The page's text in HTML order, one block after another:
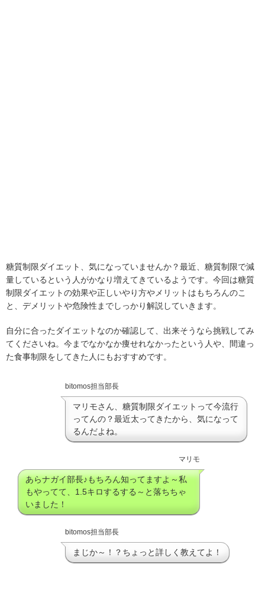
糖質制限ダイエット、気になっていませんか？最近、糖質制限で減
量しているという人がかなり増えてきているようです。今回は糖質
制限ダイエットの効果や正しいやり方やメリットはもちろんのこ
と、デメリットや危険性までしっかり解説していきます。
自分に合ったダイエットなのか確認して、出来そうなら挑戦してみ
てくださいね。今までなかなか痩せれなかったという人や、間違っ
た食事制限をしてきた人にもおすすめです。
bitomos担当部長
マリモさん、糖質制限ダイエットって今流行
ってんの？最近太ってきたから、気になって
るんだよね。
マリモ
あらナガイ部長♪もちろん知ってますよ～私
もやってて、1.5キロするする～と落ちちゃ
いました！
bitomos担当部長
まじか～！？ちょっと詳しく教えてよ！